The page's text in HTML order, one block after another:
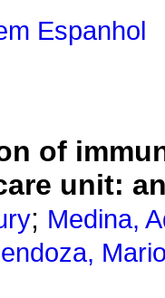
Espanhol
of
unit:
; Medina,